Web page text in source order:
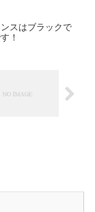
スはブラックで
！